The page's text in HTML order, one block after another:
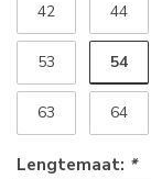
42 44
53 54
63 64
Lengtemaat: *